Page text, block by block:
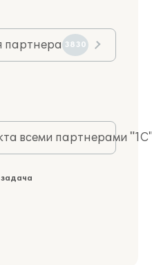
партнера 3830
всеми партнерами